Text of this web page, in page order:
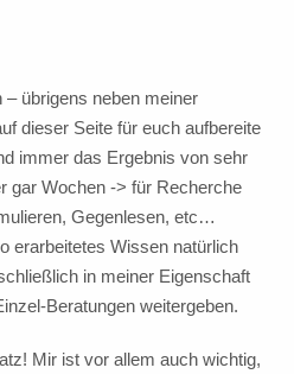
übrigens neben meiner
dieser Seite für euch aufbereite
immer das Ergebnis von sehr
gar Wochen -> für Recherche
Gegenlesen, etc…
erarbeitetes Wissen natürlich
in meiner Eigenschaft
Beratungen weitergeben.
Mir ist vor allem auch wichtig,